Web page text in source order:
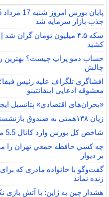
جذب بازار سرمایه شد
سکه ۴.۵ میلیون تومان گران
کشید
حساب دمو پراپ چیست؟ بهترین
چالش
افشاگری تلگراف علیه رئیس
معشوقه ادعایی اینفانتینو
«بحران‌های اقتصادی» پتانسیل
زیان ۱۳۸همتی به صندوق بازنشستگی نفت
شاخص کل بورس وارد کانال 5.5 میلیون واحد شد
چه كسي حافظه جمعي تهران را
بر ديوار
گفت‌وگو با خانواده مادری که
زنده نماند
هشدار چین به ژاپن: با آتش بازی